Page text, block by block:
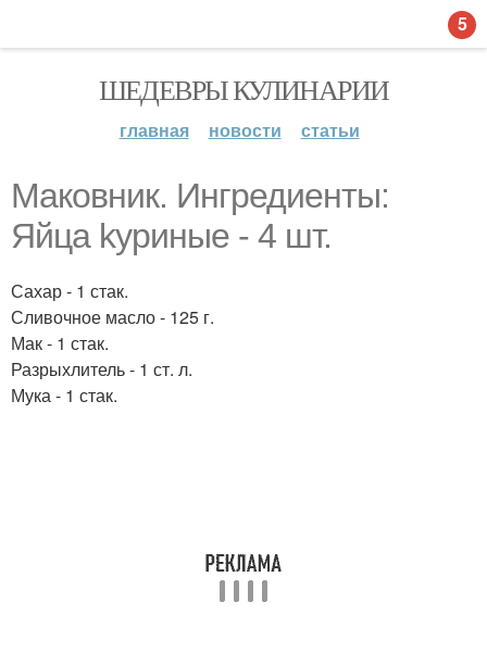
ШЕДЕВРЫ КУЛИНАРИИ
главная новости статьи
Маковник. Ингредиенты:
Яйца kypиные - 4 шт.
Сахар - 1 стак.
Сливочное масло - 125 г.
Мак - 1 стак.
Разрыхлитель - 1 ст. л.
Мука - 1 стак.
5